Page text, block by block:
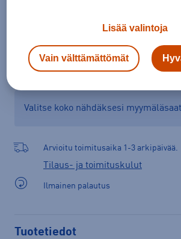
Tarkista saatavuus ja tilaa
Verkkokauppa: Ei saatavilla
Valitse koko nähdäksesi
Arvioitu toimitusaika 1-3 arkipäivää.
Tilaus- ja toimituskulut
Ilmainen palautus
Tuotetiedot
Lisää valintoja
Vain välttämättömät